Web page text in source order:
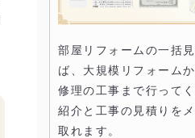
部屋リフォームの一括
ば、大規模リフォーム
修理の工事まで行って
紹介と工事の見積りを
取れます。